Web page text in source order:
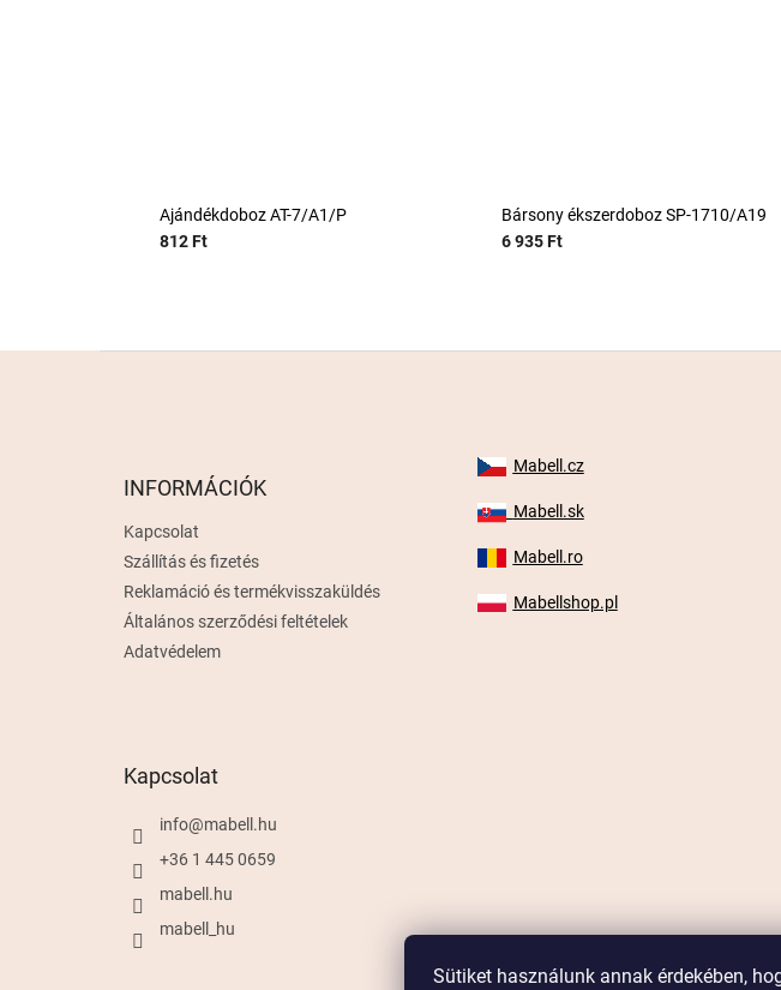
Sütiket használunk annak érdekében,
Ajándékdoboz AT-7/A1/P
812 Ft
Bársony ékszerdoboz SP-1710/A19
6 935 Ft
INFORMÁCIÓK
Kapcsolat
Szállítás és fizetés
Reklamáció és termékvisszaküldés
Általános szerződési feltételek
Adatvédelem
Mabell.cz
Mabell.sk
Mabell.ro
Mabellshop.pl
Kapcsolat
info@mabell.hu
+36 1 445 0659
mabell.hu
mabell_hu